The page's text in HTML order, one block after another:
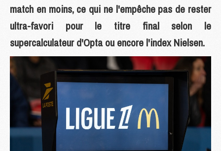
match en moins, ce qui ne l'empêche pas de rester
ultra-favori pour le titre final selon le
supercalculateur d'Opta ou encore l'index Nielsen.